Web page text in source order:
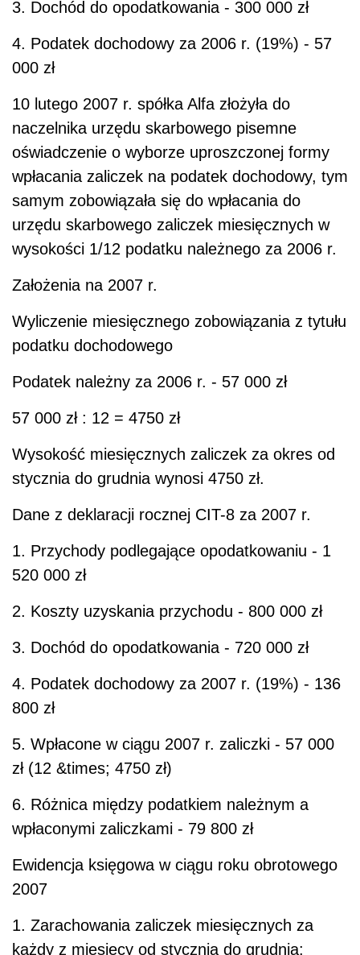
3. Dochód do opodatkowania - 300 000 zł
4. Podatek dochodowy za 2006 r. (19%) - 57
000 zł
10 lutego 2007 r. spółka Alfa złożyła do
naczelnika urzędu skarbowego pisemne
oświadczenie o wyborze uproszczonej formy
wpłacania zaliczek na podatek dochodowy, tym
samym zobowiązała się do wpłacania do
urzędu skarbowego zaliczek miesięcznych w
wysokości 1/12 podatku należnego za 2006 r.
Założenia na 2007 r.
Wyliczenie miesięcznego zobowiązania z tytułu
podatku dochodowego
Podatek należny za 2006 r. - 57 000 zł
57 000 zł : 12 = 4750 zł
Wysokość miesięcznych zaliczek za okres od
stycznia do grudnia wynosi 4750 zł.
Dane z deklaracji rocznej CIT-8 za 2007 r.
1. Przychody podlegające opodatkowaniu - 1
520 000 zł
2. Koszty uzyskania przychodu - 800 000 zł
3. Dochód do opodatkowania - 720 000 zł
4. Podatek dochodowy za 2007 r. (19%) - 136
800 zł
5. Wpłacone w ciągu 2007 r. zaliczki - 57 000
zł (12 &times; 4750 zł)
6. Różnica między podatkiem należnym a
wpłaconymi zaliczkami - 79 800 zł
Ewidencja księgowa w ciągu roku obrotowego
2007
1. Zarachowania zaliczek miesięcznych za
każdy z miesięcy od stycznia do grudnia: